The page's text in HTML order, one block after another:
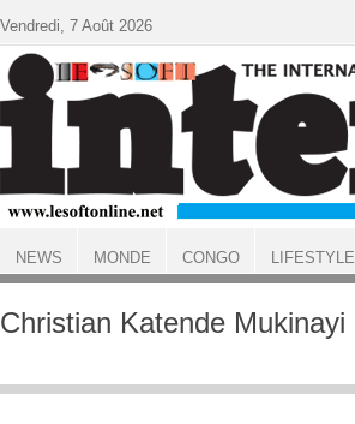
ACCUEIL
Christian Katende Mukinayi
Vendredi, 7 Août 2026
NEWS MONDE CONGO LIFESTYLE